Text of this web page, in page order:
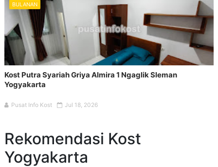
BULANAN
Kost Putra Syariah Griya Almira 1 Ngaglik Sleman
Yogyakarta
Pusat Info Kost Jul 18, 2026
Rekomendasi Kost
Yogyakarta